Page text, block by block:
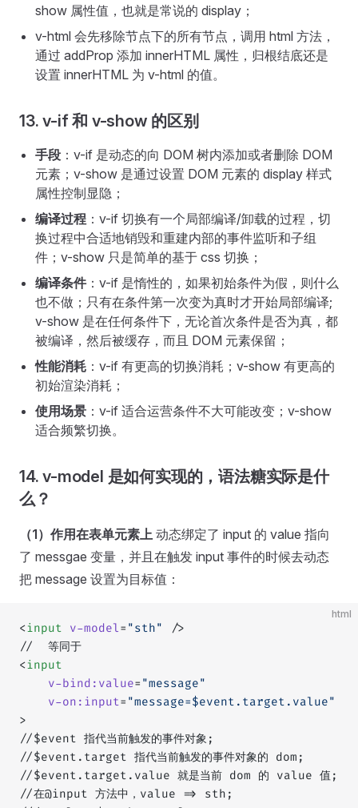
show 属性值，也就是常说的 display；
v-html 会先移除节点下的所有节点，调用 html 方法，
通过 addProp 添加 innerHTML 属性，归根结底还是
设置 innerHTML 为 v-html 的值。
13. v-if 和 v-show 的区别
手段 ：v-if 是动态的向 DOM 树内添加或者删除 DOM
元素；v-show 是通过设置 DOM 元素的 display 样式
属性控制显隐；
编译过程 ：v-if 切换有一个局部编译/卸载的过程，切
换过程中合适地销毁和重建内部的事件监听和子组
件；v-show 只是简单的基于 css 切换；
编译条件：v-if 是惰性的，如果初始条件为假，则什么
也不做；只有在条件第一次变为真时才开始局部编译;
v-show 是在任何条件下，无论首次条件是否为真，都
被编译，然后被缓存，而且 DOM 元素保留；
性能消耗 ：v-if 有更高的切换消耗；v-show 有更高的
初始渲染消耗；
使用场景 ：v-if 适合运营条件不大可能改变；v-show
适合频繁切换。
14. v-model 是如何实现的，语法糖实际是什
么？
（1）作用在表单元素上 动态绑定了 input 的 value 指向
了 messgae 变量，并且在触发 input 事件的时候去动态
把 message 设置为目标值：
html
<input v-model= "sth"
/>
//  等同于
<input
    v-bind:value
= "message"
    v-on:input
= "message=$event.target.value"
>
//$event 指代当前触发的事件对象;
//$event.target 指代当前触发的事件对象的 dom;
//$event.target.value 就是当前 dom 的 value 值;
//在@input 方法中，value => sth;